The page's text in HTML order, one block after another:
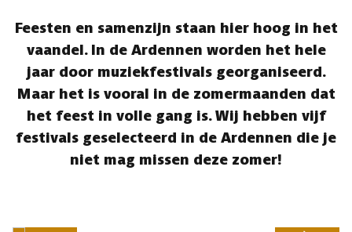
Feesten en samenzijn staan hier hoog in het
vaandel. In de Ardennen worden het hele
jaar door muziekfestivals georganiseerd.
Maar het is vooral in de zomermaanden dat
het feest in volle gang is. Wij hebben vijf
festivals geselecteerd in de Ardennen die je
niet mag missen deze zomer!